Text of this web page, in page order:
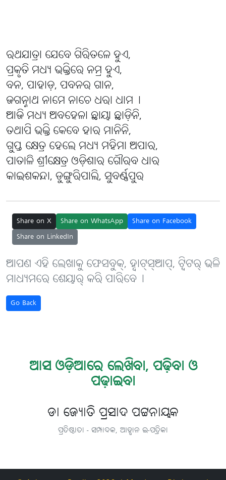
ରଥଯାତ୍ରା ଯେବେ ଗିରିତଳେ ହୁଏ,
ପ୍ରକୃତି ମଧ୍ୟ ଭକ୍ତିରେ ନମ୍ର ହୁଏ,
ବନ, ପାହାଡ଼, ପବନର ଗାନ,
ଜଗନ୍ନାଥ ନାମେ ନାଚେ ଧରା ଧାମ୤
ଆଜି ମଧ୍ୟ ଅବହେଳା ଛାୟା ଛାଡ଼ିନି,
ତଥାପି ଭକ୍ତି କେବେ ହାର ମାନିନି,
ଗୁପ୍ତ କ୍ଷେତ୍ର ହେଲେ ମଧ୍ୟ ମହିମା ଅପାର,
ପାତାଳି ଶ୍ରୀକ୍ଷେତ୍ର ଓଡ଼ିଶାର ଗୌରବ ଧାର
କାଇଶକନ୍ଦା, ଡୁଙ୍ଗୁରିପାଲି, ସୁବର୍ଣ୍ଣପୁର
Share on X Share on WhatsApp
Share on Facebook
Share on LinkedIn
ଆପଣ ଏହି ଲେଖାକୁ ଫେସବୁକ୍, ହ୍ବାଟ୍‌ସ୍‌ଆପ୍, ଟ୍ବିଟର୍ ଭଳି
ମାଧ୍ୟମରେ ଶେୟାର୍ କରି ପାରିବେ୤
Go Back
ଆସ ଓଡ଼ିଆରେ ଲେଖିବା, ପଢ଼ିବା ଓ
ପଢ଼ାଇବା
ଡା ଜ୍ୟୋତି ପ୍ରସାଦ ପଟ୍ଟନାୟକ
ପ୍ରତିଷ୍ଠାତା - ସମ୍ପାଦକ, ଆହ୍ବାନ ଇ-ପତ୍ରିକା